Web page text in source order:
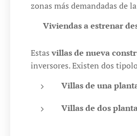
zonas más demandadas de
Viviendas a estrenar
Estasvillas de nueva
inversores. Existen dos
Villas de una
Villas de dos